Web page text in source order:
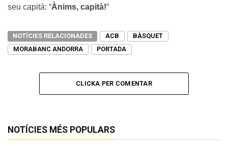
seu capità: “Ànims, capità!“
NOTÍCIES RELACIONADES ACB
BÀSQUET
MORABANC ANDORRA
PORTADA
CLICKA PER COMENTAR
NOTÍCIES MÉS POPULARS